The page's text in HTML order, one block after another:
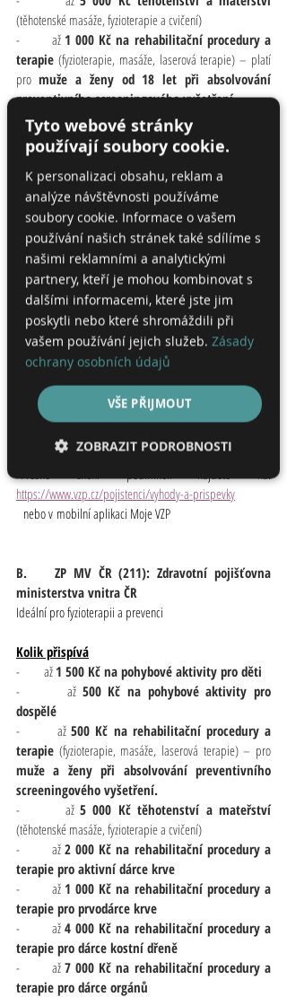
(těhotenské masáže, fyzioterapie a cvičení)
-       až 1 000 Kč na rehabilitační procedury a
terapie (fyzioterapie, masáže, laserová terapie) – platí
pro muže a ženy od 18 let při absolvování
preventivního screeningového vyšetření.
-       až 3 000 Kč na rehabilitační procedury a
terapie pro aktivní dárce krve (po předložení
potvrzení alespoň jednoho odběru v roce).
-       až 500 Kč na rehabilitační procedury a
terapie pro oceněné dárce krve (držitelé ocenění za
dárcovství krve).
Podmínky
-       žádost online nebo přes aplikaci Moje VZP
(většina příspěvků lze pouze přes aplikaci)
-       u některých příspěvků je podmínkou mít splněnou
preventivní prohlídku
-       některé příspěvky lze rozložit do více žádostí
-       limit čerpání 1× ročně na program
-       Výhoda: možnost kombinovat více příspěvků
*Přesné znění podmínek najdete na:
https://www.vzp.cz/pojistenci/vyhody-a-prispevky
nebo v mobilní aplikaci Moje VZP
B.    ZP MV ČR (211): Zdravotní pojišťovna
ministerstva vnitra ČR
Ideální pro fyzioterapii a prevenci
Kolik přispívá
-       až 1 500 Kč na pohybové aktivity pro děti
-       až 500 Kč na pohybové aktivity pro
dospělé
-       až 500 Kč na rehabilitační procedury a
terapie
muže a ženy při absolvování preventivního
screeningového vyšetření.
-       až 5 000 Kč těhotenství a mateřství
(těhotenské masáže, fyzioterapie a cvičení)
-       až 2 000 Kč na rehabilitační procedury a
terapie pro aktivní dárce krve
-       až 1 000 Kč na rehabilitační procedury a
terapie pro prvodárce krve
-       až 4 000 Kč na rehabilitační procedury a
terapie pro dárce kostní dřeně
-       až 7 000 Kč na rehabilitační procedury a
terapie pro dárce orgánů
Tyto webové stránky
používají soubory cookie.
K personalizaci obsahu, reklam a
analýze návštěvnosti používáme
soubory cookie. Informace o vašem
používání našich stránek také sdílíme s
našimi reklamními a analytickými
partnery, kteří je mohou kombinovat s
dalšími informacemi, které jste jim
poskytli nebo které shromáždili při
vašem používání jejich služeb. Zásady
ochrany osobních údajů
VŠE PŘIJMOUT
ZOBRAZIT PODROBNOSTI
Nezbytně nutné soubory
Výkonové soubory
Funkční soubory